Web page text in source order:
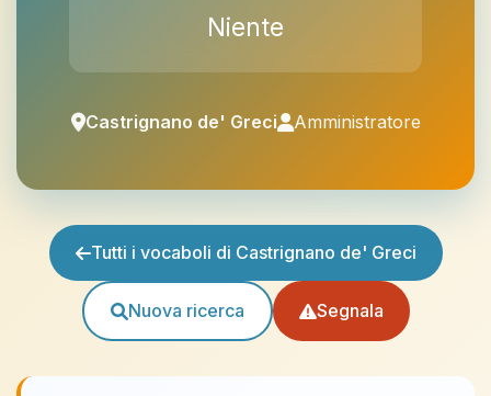
Niente
Castrignano de' Greci Amministratore
Tutti i vocaboli di Castrignano de' Greci
Nuova ricerca Segnala